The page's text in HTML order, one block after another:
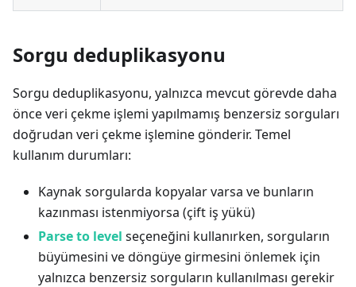
Sorgu deduplikasyonu
Sorgu deduplikasyonu, yalnızca mevcut görevde daha
önce veri çekme işlemi yapılmamış benzersiz sorguları
doğrudan veri çekme işlemine gönderir. Temel
kullanım durumları:
Kaynak sorgularda kopyalar varsa ve bunların
kazınması istenmiyorsa (çift iş yükü)
Parse to level seçeneğini kullanırken, sorguların
büyümesini ve döngüye girmesini önlemek için
yalnızca benzersiz sorguların kullanılması gerekir